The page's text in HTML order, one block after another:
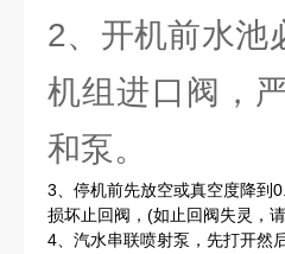
2、开机前水池
机组进口阀，
和泵。
3、停机前先放空或真空度降到
损坏止回阀，(如止回阀失灵，
4、汽水串联喷射泵，先打开然